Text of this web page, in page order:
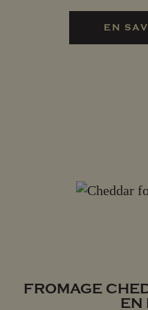
EN
FROMAGE
EN